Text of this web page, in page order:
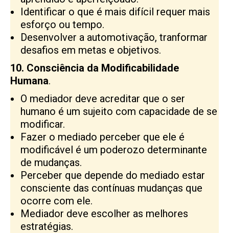
Identificar o que é mais difícil requer mais
esforço ou tempo.
Desenvolver a automotivação, tranformar
desafios em metas e objetivos.
10. Consciência da Modificabilidade
Humana.
O mediador deve acreditar que o ser
humano é um sujeito com capacidade de se
modificar.
Fazer o mediado perceber que ele é
modificável é um poderozo determinante
de mudanças.
Perceber que depende do mediado estar
consciente das contínuas mudanças que
ocorre com ele.
Mediador deve escolher as melhores
estratégias.